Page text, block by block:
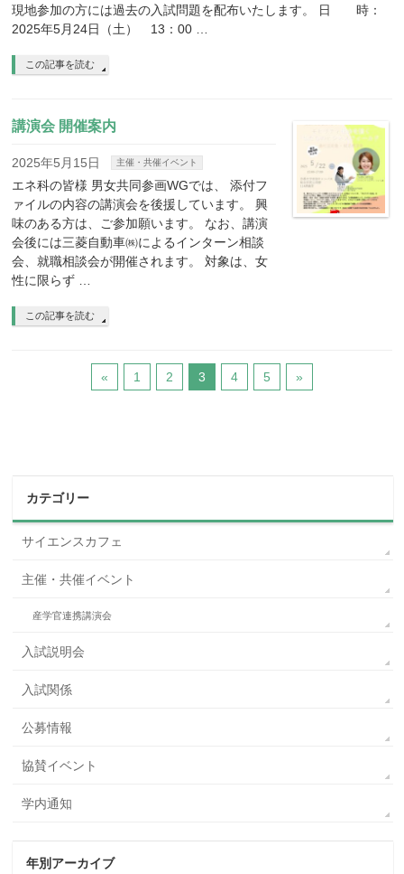
現地参加の方には過去の入試問題を配布いたします。 日 時：
2025年5月24日（土） 13：00 …
この記事を読む
講演会 開催案内
2025年5月15日 主催・共催イベント
エネ科の皆様 男女共同参画WGでは、 添付フ
ァイルの内容の講演会を後援しています。 興
味のある方は、ご参加願います。 なお、講演
会後には三菱自動車㈱によるインターン相談
会、就職相談会が開催されます。 対象は、女
性に限らず …
この記事を読む
« 1 2 3 4 5 »
カテゴリー
サイエンスカフェ
主催・共催イベント
産学官連携講演会
入試説明会
入試関係
公募情報
協賛イベント
学内通知
年別アーカイブ